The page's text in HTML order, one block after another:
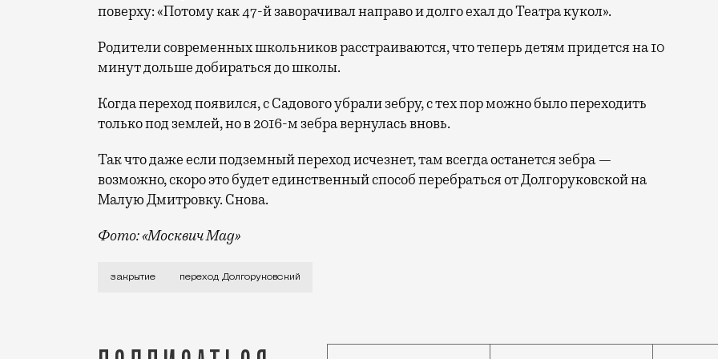
поверху: «Потому как 47-й заворачивал направо и долго ехал до Театра кукол».
Родители современных школьников расстраиваются, что теперь детям придется на 10
минут дольше добираться до школы.
Когда переход появился, с Садового убрали зебру, с тех пор можно было переходить
только под землей, но в 2016-м зебра вернулась вновь.
Так что даже если подземный переход исчезнет, там всегда останется зебра —
возможно, скоро это будет единственный способ перебраться от Долгоруковской на
Малую Дмитровку. Снова.
Фото: «Москвич Mag»
Первыми тревогу подняли жители района — они заметили, что ларьки в переходе почему-то
закрытие переход Долгоруковский